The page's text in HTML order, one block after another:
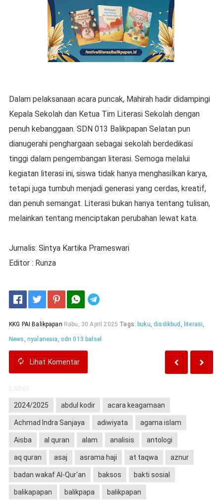
Dalam pelaksanaan acara puncak, Mahirah hadir didampingi
Kepala Sekolah dan Ketua Tim Literasi Sekolah dengan
penuh kebanggaan. SDN 013 Balikpapan Selatan pun
dianugerahi penghargaan sebagai sekolah berdedikasi
tinggi dalam pengembangan literasi. Semoga melalui
kegiatan literasi ini, siswa tidak hanya menghasilkan karya,
tetapi juga tumbuh menjadi generasi yang cerdas, kreatif,
dan penuh semangat. Literasi bukan hanya tentang tulisan,
melainkan tentang menciptakan perubahan lewat kata.
Jurnalis: Sintya Kartika Prameswari
Editor : Runza
KKG PAI Balikpapan Rabu, 30 April 2025 Tags: buku, disdikbud , literasi,
News , nyalanesia , sdn 013 balsel
Lihat Komentar
2024/2025 abdul kodir acara keagamaan
Achmad Indra Sanjaya adiwiyata agama islam
Aisba al quran alam analisis antologi
aq quran asaj asrama haji at taqwa aznur
badan wakaf Al-Qur'an baksos bakti sosial
balikapapan balikpapa balikpapan